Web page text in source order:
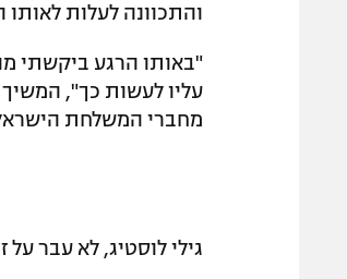
והתכוונה לעלות
"באותו הרגע ביקשתי
עליו לעשות כך",
מחברי המשלחת
גילי לוסטיג, לא עבר